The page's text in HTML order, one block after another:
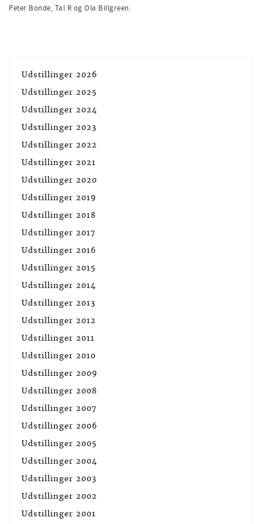
Peter Bonde, Tal R og Ola Billgreen.
Udstillinger 2026
Udstillinger 2025
Udstillinger 2024
Udstillinger 2023
Udstillinger 2022
Udstillinger 2021
Udstillinger 2020
Udstillinger 2019
Udstillinger 2018
Udstillinger 2017
Udstillinger 2016
Udstillinger 2015
Udstillinger 2014
Udstillinger 2013
Udstillinger 2012
Udstillinger 2011
Udstillinger 2010
Udstillinger 2009
Udstillinger 2008
Udstillinger 2007
Udstillinger 2006
Udstillinger 2005
Udstillinger 2004
Udstillinger 2003
Udstillinger 2002
Udstillinger 2001